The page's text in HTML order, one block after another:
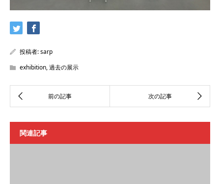
投稿者:sarp
exhibition,過去の展示
関連記事